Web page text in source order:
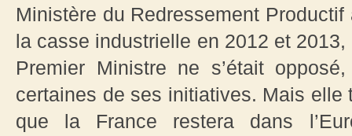
Ministère du Redressement
la casse industrielle en 2012 et
Premier Ministre ne s’était
certaines de ses initiatives. Mais
que la France restera dans